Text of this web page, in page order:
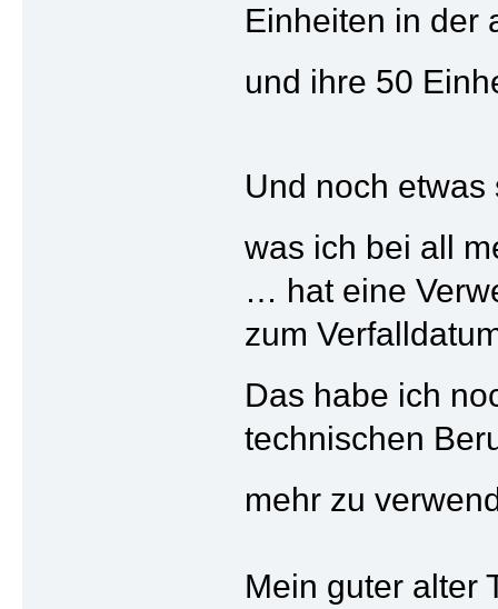
Einheiten in der
und ihre 50
Und noch
was ich bei all
… hat eine
zum
Das habe ich
technischen
mehr zu
Mein guter alter